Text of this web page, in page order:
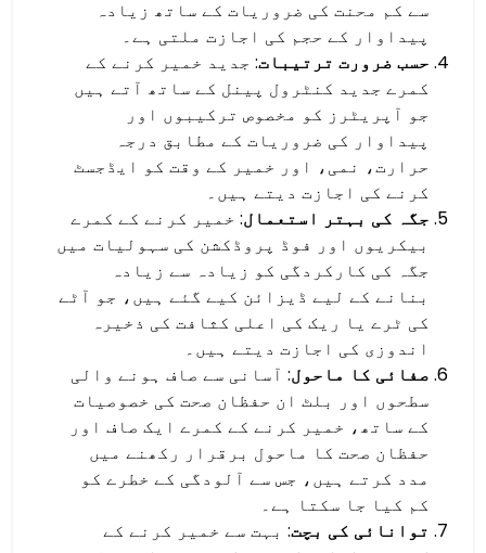
سے کم محنت کی ضروریات کے ساتھ زیادہ
پیداوار کے حجم کی اجازت ملتی ہے۔
حسب ضرورت ترتیبات: جدید خمیر کرنے کے
کمرے جدید کنٹرول پینل کے ساتھ آتے ہیں
جو آپریٹرز کو مخصوص ترکیبوں اور
پیداوار کی ضروریات کے مطابق درجہ
حرارت، نمی، اور خمیر کے وقت کو ایڈجسٹ
کرنے کی اجازت دیتے ہیں۔
جگہ کی بہتر استعمال: خمیر کرنے کے کمرے
بیکریوں اور فوڈ پروڈکشن کی سہولیات میں
جگہ کی کارکردگی کو زیادہ سے زیادہ
بنانے کے لیے ڈیزائن کیے گئے ہیں، جو آٹے
کی ٹرے یا ریک کی اعلی کثافت کی ذخیرہ
اندوزی کی اجازت دیتے ہیں۔
صفائی کا ماحول: آسانی سے صاف ہونے والی
سطحوں اور بلٹ ان حفظان صحت کی خصوصیات
کے ساتھ، خمیر کرنے کے کمرے ایک صاف اور
حفظان صحت کا ماحول برقرار رکھنے میں
مدد کرتے ہیں، جس سے آلودگی کے خطرے کو
کم کیا جا سکتا ہے۔
توانائی کی بچت: بہت سے خمیر کرنے کے